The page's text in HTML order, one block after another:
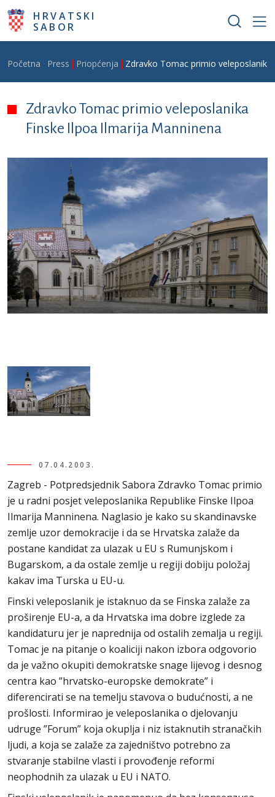
Skoči na glavni sadržaj
HRVATSKI
SABOR
Breadcrumb
Početna Press Priopćenja Zdravko Tomac primio
Zdravko Tomac primio veleposlanika
Finske Ilpoa Ilmarija Manninena
07.04.2003.
Zagreb - Potpredsjednik Sabora Zdravko Tomac primio
je u radni posjet veleposlanika Republike Finske Ilpoa
Ilmarija Manninena. Naglasio je kako su skandinavske
zemlje uzor demokracije i da se Hrvatska zalaže da
postane kandidat za ulazak u EU s Rumunjskom i
Bugarskom, a da ostale zemlje u regiji dobiju položaj
kakav ima Turska u EU-u.
Finski veleposlanik je istaknuo da se Finska zalaže za
proširenje EU-a, a da Hrvatska ima dobre izglede za
kandidaturu jer je naprednija od ostalih zemalja u regiji.
Tomac je na pitanje o koaliciji nakon izbora odgovorio
da je važno okupiti demokratske snage lijevog i desnog
centra kao ”hrvatsko-europske demokrate” i
diferencirati se na temelju stavova o budućnosti, a ne
prošlosti. Informirao je veleposlanika o djelovanju
udruge ”Forum” koja okuplja i niz istaknutih stranačkih
ljudi, a koja se zalaže za zajedništvo potrebno za
stvaranje stabilne vlasti i provođenje reformi
neophodnih za ulazak u EU i NATO.